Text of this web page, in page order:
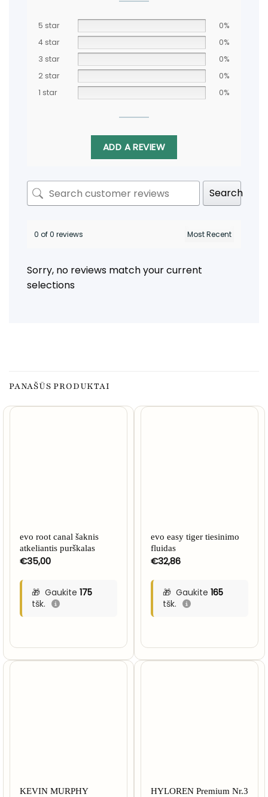
5 star
0%
4 star
0%
3 star
0%
2 star
0%
1 star
0%
ADD A REVIEW
Search
0 of 0 reviews
Sorry, no reviews match your current
selections
PANAŠŪS PRODUKTAI
evo root canal šaknis
atkeliantis purškalas
€35,00
Gaukite 175
tšk.
evo easy tiger tiesinimo
fluidas
€32,86
Gaukite 165
tšk.
KEVIN MURPHY
HYLOREN Premium Nr.3